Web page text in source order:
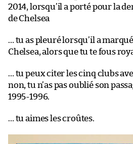
2014, lorsqu’il a porté pour la
de Chelsea
… tu as pleuré lorsqu’il a
Chelsea, alors que tu te fous
… tu peux citer les cinq clubs
non, tu n’as pas oublié son
1995-1996.
… tu aimes les croûtes.